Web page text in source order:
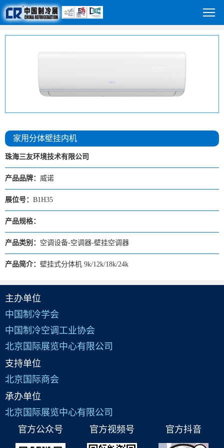
家用分体壁挂内机
珠海三友环境技术有限公司
产品品牌： 威诺
展位号： B1H35
产品规格：
产品类别： 空调设备-空调器-壁挂空调器
产品简介： 壁挂式分体机 9k/12k/18k/24k
主办单位
中国制冷学会
中国制冷空调工业协会
北京国际展览中心有限公司
支持单位
北京国际商会
承办单位
北京国际展览中心有限公司
官方公众号
官方视频号 官方抖音